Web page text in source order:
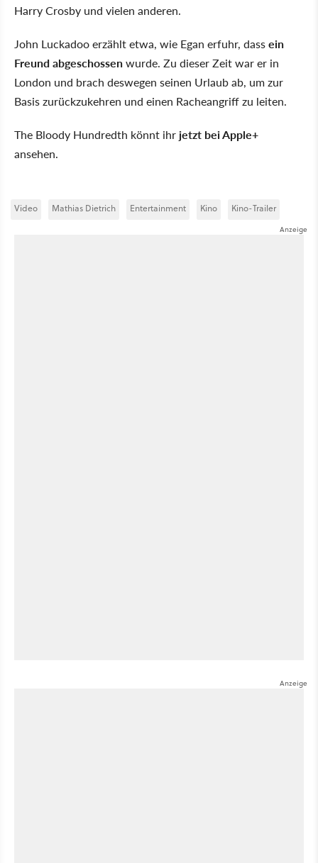
Harry Crosby und vielen anderen.
John Luckadoo erzählt etwa, wie Egan erfuhr, dassein
Freund abgeschossenwurde. Zu dieser Zeit war er in
London und brach deswegen seinen Urlaub ab, um zur
Basis zurückzukehren und einen Racheangriff zu leiten.
The Bloody Hundredth könnt ihr jetzt bei Apple+
ansehen.
Video Mathias Dietrich Entertainment Kino Kino-Trailer